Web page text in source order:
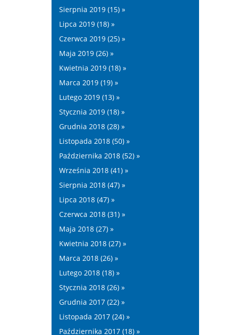
Sierpnia 2019 (15) »
Lipca 2019 (18) »
Czerwca 2019 (25) »
Maja 2019 (26) »
Kwietnia 2019 (18) »
Marca 2019 (19) »
Lutego 2019 (13) »
Stycznia 2019 (18) »
Grudnia 2018 (28) »
Listopada 2018 (50) »
Października 2018 (52) »
Września 2018 (41) »
Sierpnia 2018 (47) »
Lipca 2018 (47) »
Czerwca 2018 (31) »
Maja 2018 (27) »
Kwietnia 2018 (27) »
Marca 2018 (26) »
Lutego 2018 (18) »
Stycznia 2018 (26) »
Grudnia 2017 (22) »
Listopada 2017 (24) »
Października 2017 (18) »